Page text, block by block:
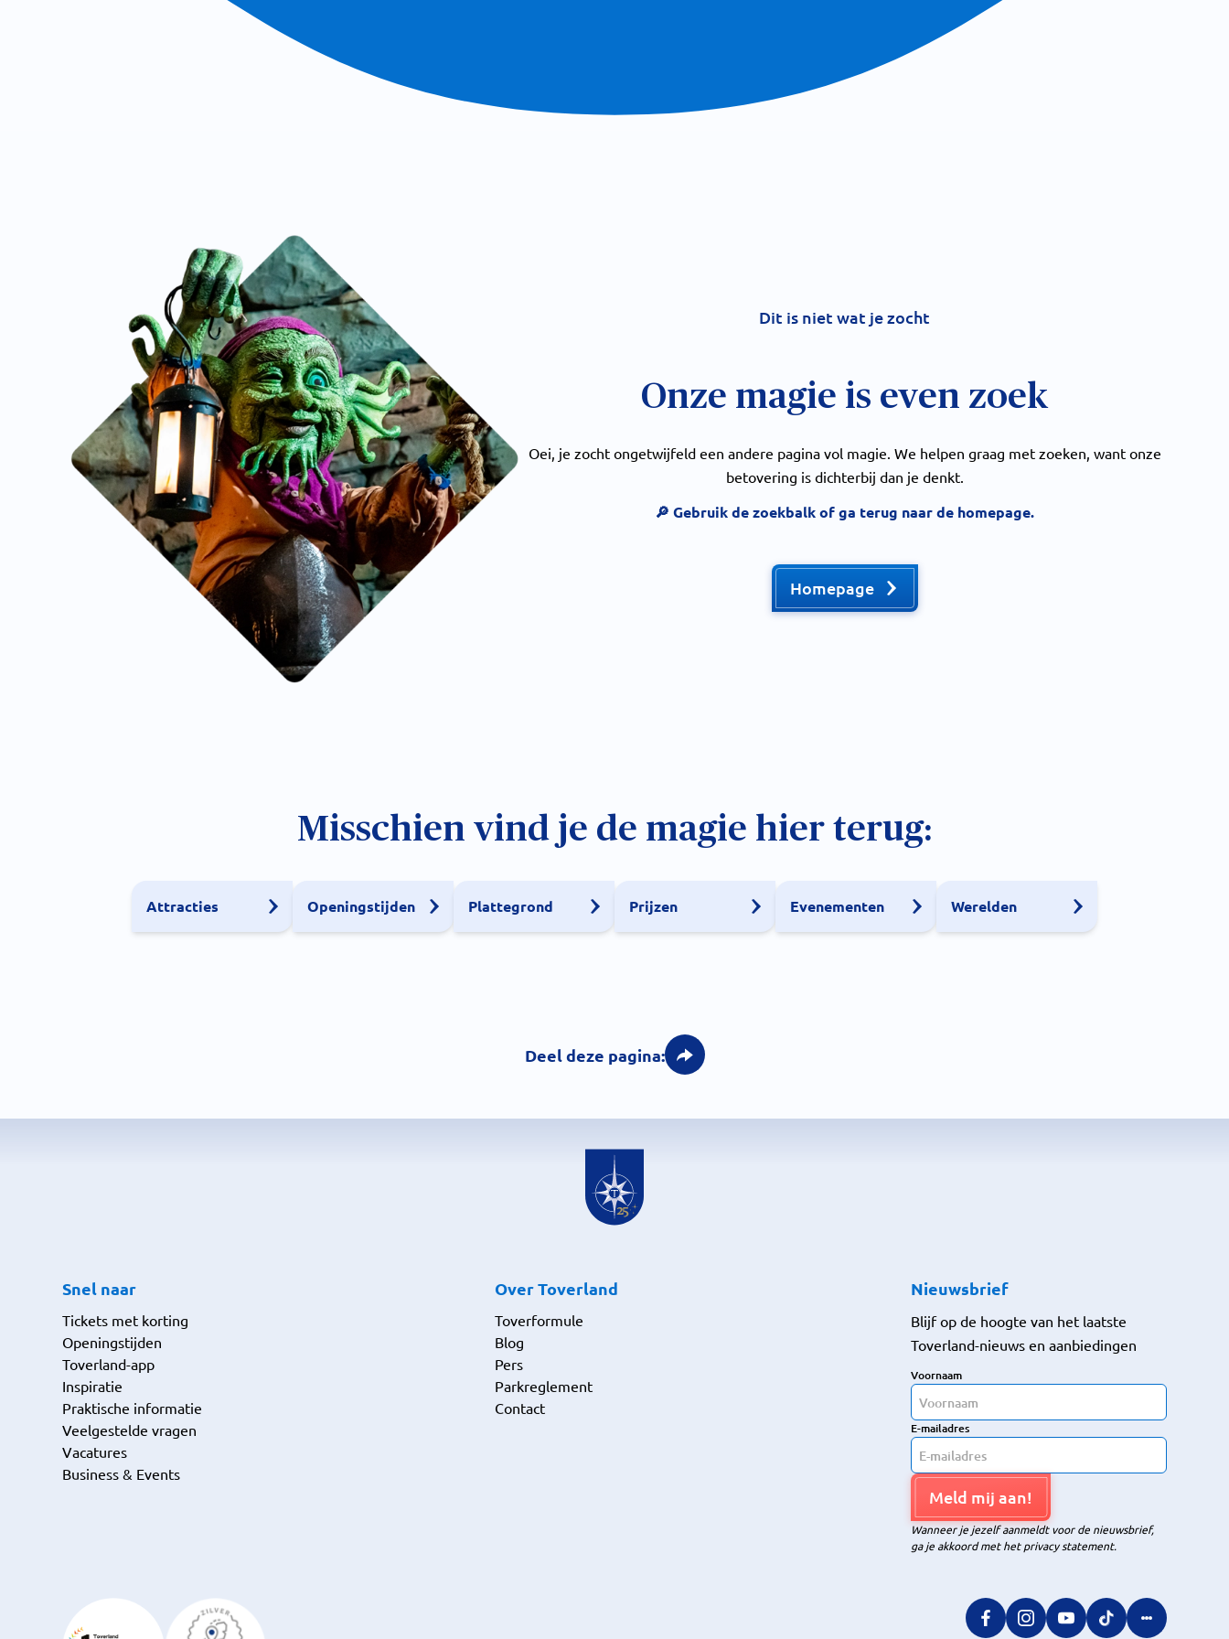
Dit is niet wat je zocht
Onze magie is even zoek
Oei, je zocht ongetwijfeld een andere pagina vol magie. We helpen graag met zoeken, want onze
betovering is dichterbij dan je denkt.
🔎 Gebruik de zoekbalk of ga terug naar de homepage.
Homepage
Misschien vind je de magie hier terug:
Attracties Openingstijden Plattegrond Prijzen Evenementen Werelden
Deel deze pagina:
Snel naar
Tickets met korting
Openingstijden
Toverland-app
Inspiratie
Praktische informatie
Veelgestelde vragen
Vacatures
Business & Events
Over Toverland
Toverformule
Blog
Pers
Parkreglement
Contact
Nieuwsbrief
Blijf op de hoogte van het laatste
Toverland-nieuws en aanbiedingen
Voornaam
E-mailadres
Meld mij aan!
Wanneer je jezelf aanmeldt voor de nieuwsbrief,
ga je akkoord met het privacy statement.